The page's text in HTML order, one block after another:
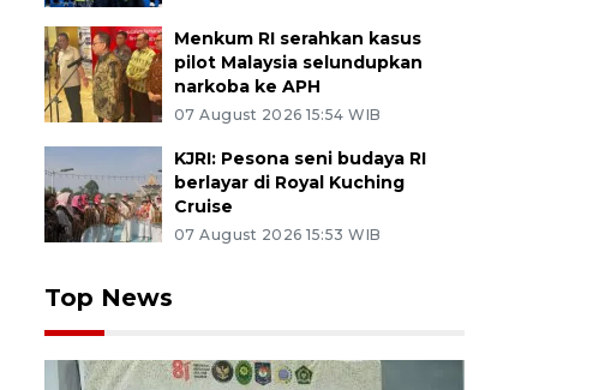
Menkum RI serahkan kasus
pilot Malaysia selundupkan
narkoba ke APH
07 August 2026 15:54 WIB
KJRI: Pesona seni budaya RI
berlayar di Royal Kuching
Cruise
07 August 2026 15:53 WIB
Top News